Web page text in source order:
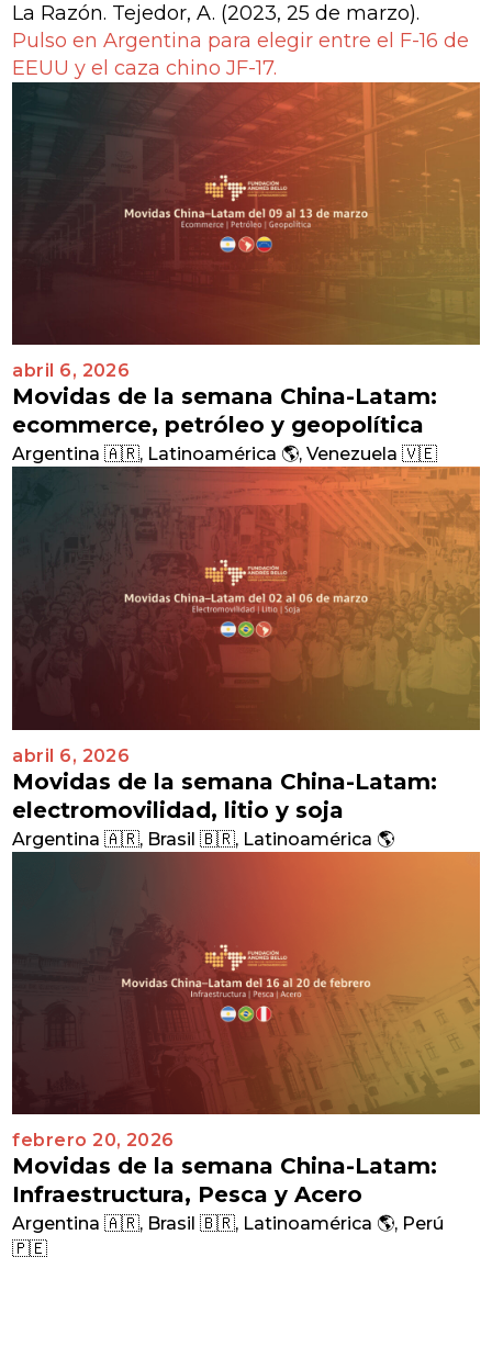
La Razón. Tejedor, A. (2023, 25 de marzo).
Pulso en Argentina para elegir entre el F-16 de
EEUU y el caza chino JF-17.
abril 6, 2026
Movidas de la semana China-Latam:
ecommerce, petróleo y geopolítica
Argentina 🇦🇷, Latinoamérica 🌎,Venezuela 🇻🇪
abril 6, 2026
Movidas de la semana China-Latam:
electromovilidad, litio y soja
Argentina 🇦🇷, Brasil 🇧🇷, Latinoamérica 🌎
febrero 20, 2026
Movidas de la semana China-Latam:
Infraestructura, Pesca y Acero
Argentina 🇦🇷, Brasil 🇧🇷, Latinoamérica 🌎, Perú
🇵🇪